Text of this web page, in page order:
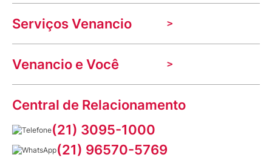
A Venancio
Trabalhe Conosco
Nossas lojas
Indique seu imóvel
Aniversário Venancio 2025
Serviços Venancio
Troca e devolução
Mecânica de promoções
Dúvidas frequentes
Prazos e entregas
Bioimpedância Gratuita
Venancio e Você
VClube - Programa de fidelidade
Fale com o farmacêutico
Fale conosco
Saúde na praça
Central de Relacionamento
(21) 3095-1000
(21) 96570-5769